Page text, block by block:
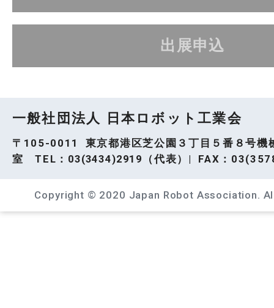
出展申込
一般社団法人 日本ロボット工業会
〒105-0011 東京都港区芝公園３丁目５番８号機
室 TEL： 03(3434)2919 （代表）| FAX：
Copyright © 2020 Japan Robot Association.